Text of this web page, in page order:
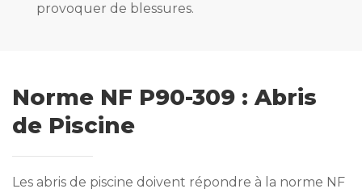
provoquer de blessures.
Norme NF P90-309 : Abris
de Piscine
Les abris de piscine doivent répondre à la norme NF